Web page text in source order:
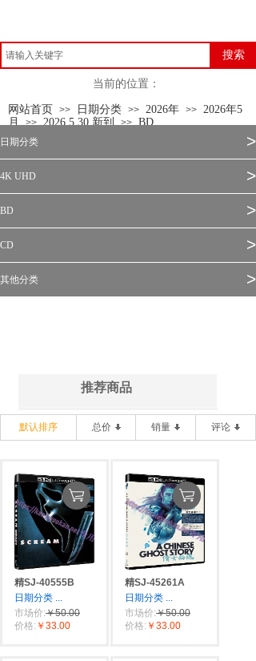
搜索
当前的位置：
网站首页 >> 日期分类 >> 2026年 >> 2026年5
月 >> 2026.5.30 新到 >> BD
日期分类 >
4K UHD >
BD >
CD >
其他分类 >
推荐商品
默认排序 总价 销量 评论
精SJ-40555B
日期分类 ...
市场价:￥50.00
价格: ￥33.00
精SJ-45261A
日期分类 ...
市场价:￥50.00
价格: ￥33.00